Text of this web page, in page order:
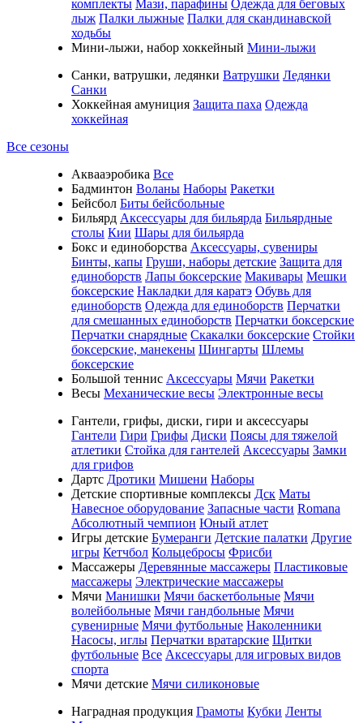
комплекты Мази, парафины Одежда для беговых
лыж Палки лыжные Палки для скандинавской
ходьбы
Мини-лыжи, набор хоккейный Мини-лыжи
Санки, ватрушки, ледянки Ватрушки Ледянки
Санки
Хоккейная амуниция Защита паха Одежда
хоккейная
Все сезоны
Аквааэробика Все
Бадминтон Воланы Наборы Ракетки
Бейсбол Биты бейсбольные
Бильярд Аксессуары для бильярда Бильярдные
столы Кии Шары для бильярда
Бокс и единоборства Аксессуары, сувениры
Бинты, капы Груши, наборы детские Защита для
единоборств Лапы боксерские Макивары Мешки
боксерские Накладки для каратэ Обувь для
единоборств Одежда для единоборств Перчатки
для смешанных единоборств Перчатки боксерские
Перчатки снарядные Скакалки боксерские Стойки
боксерские, манекены Шингарты Шлемы
боксерские
Большой теннис Аксессуары Мячи Ракетки
Весы Механические весы Электронные весы
Гантели, грифы, диски, гири и аксессуары
Гантели Гири Грифы Диски Поясы для тяжелой
атлетики Стойка для гантелей Аксессуары Замки
для грифов
Дартс Дротики Мишени Наборы
Детские спортивные комплексы Дск Маты
Навесное оборудование Запасные части Romana
Абсолютный чемпион Юный атлет
Игры детские Бумеранги Детские палатки Другие
игры Кетчбол Кольцебросы Фрисби
Массажеры Деревянные массажеры Пластиковые
массажеры Электрические массажеры
Мячи Манишки Мячи баскетбольные Мячи
волейбольные Мячи гандбольные Мячи
сувенирные Мячи футбольные Наколенники
Насосы, иглы Перчатки вратарские Щитки
футбольные Все Аксессуары для игровых видов
спорта
Мячи детские Мячи силиконовые
Наградная продукция Грамоты Кубки Ленты